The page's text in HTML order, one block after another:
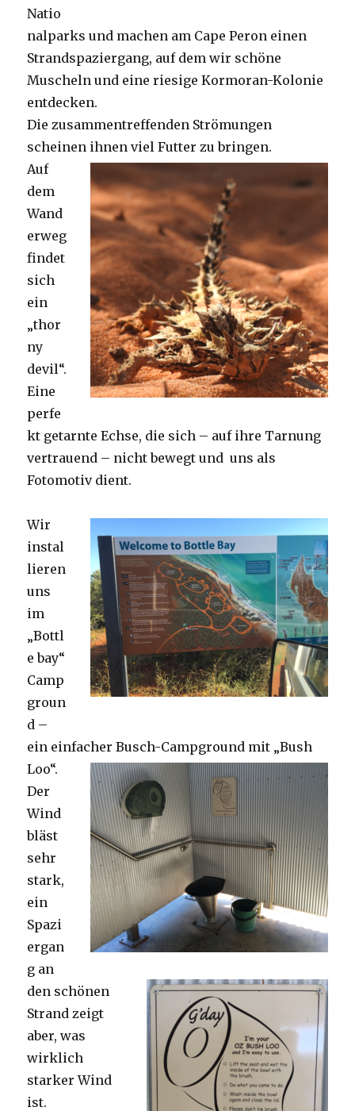
Natio
nalparks und machen am Cape Peron einen
Strandspaziergang, auf dem wir schöne
Muscheln und eine riesige Kormoran-Kolonie
entdecken.
Die zusammentreffenden Strömungen
scheinen ihnen viel Futter zu bringen.
Auf
dem
Wand
erweg
findet
sich
ein
„thor
ny
devil“.
Eine
perfe
kt getarnte Echse, die sich – auf ihre Tarnung
vertrauend – nicht bewegt und uns als
Fotomotiv dient.
Wir
instal
lieren
uns
im
„Bottl
e bay“
Camp
groun
d –
ein einfacher Busch-Campground mit „Bush
Loo“.
Der
Wind
bläst
sehr
stark,
ein
Spazi
ergan
g an
den schönen
Strand zeigt
aber, was
wirklich
starker Wind
ist.